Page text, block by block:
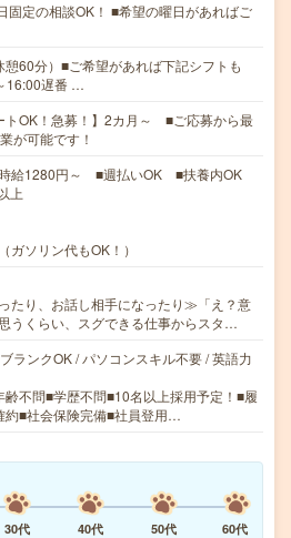
固定の相談OK！ ■希望の曜日があればご
60分）■ご希望があれば下記シフトも
16:00遅番 …
トOK！急募！】2カ月～ ■ご応募から最
が可能です！
給1280円～ ■週払いOK ■扶養内OK
上
ガソリン代もOK！）
たり、お話し相手になったり≫「え？意
うくらい、スグできる仕事からスタ…
ランクOK / パソコンスキル不要 / 英語力
齢不問■学歴不問■10名以上採用予定！■履
約■社会保険完備■社員登用…
30代 40代 50代
60代